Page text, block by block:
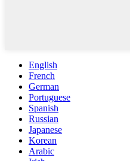
English
French
German
Portuguese
Spanish
Russian
Japanese
Korean
Arabic